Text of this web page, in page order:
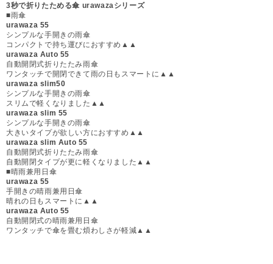
3秒で折りたためる傘 urawazaシリーズ
■雨傘
urawaza 55
シンプルな手開きの雨傘
コンパクトで持ち運びにおすすめ▲▲
urawaza Auto 55
自動開閉式折りたたみ雨傘
ワンタッチで開閉できて雨の日もスマートに▲▲
urawaza slim50
シンプルな手開きの雨傘
スリムで軽くなりました▲▲
urawaza slim 55
シンプルな手開きの雨傘
大きいタイプが欲しい方におすすめ▲▲
urawaza slim Auto 55
自動開閉式折りたたみ雨傘
自動開閉タイプが更に軽くなりました▲▲
■晴雨兼用日傘
urawaza 55
手開きの晴雨兼用日傘
晴れの日もスマートに▲▲
urawaza Auto 55
自動開閉式の晴雨兼用日傘
ワンタッチで傘を畳む煩わしさが軽減▲▲